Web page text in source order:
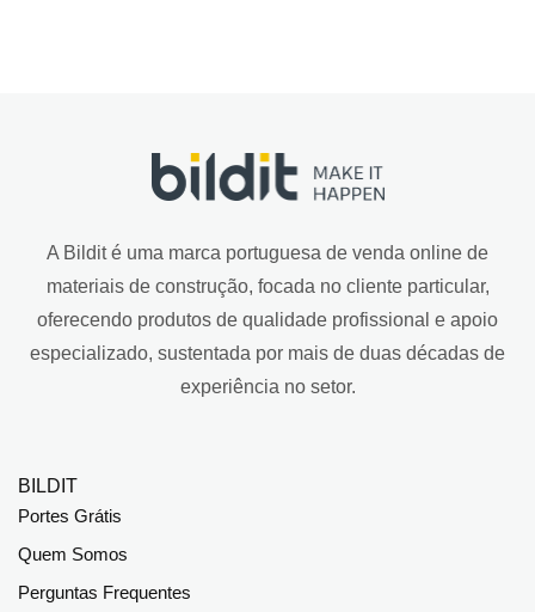
A Bildit é uma marca portuguesa de venda online de
materiais de construção, focada no cliente particular,
oferecendo produtos de qualidade profissional e apoio
especializado, sustentada por mais de duas décadas de
experiência no setor.
BILDIT
Portes Grátis
Quem Somos
Perguntas Frequentes